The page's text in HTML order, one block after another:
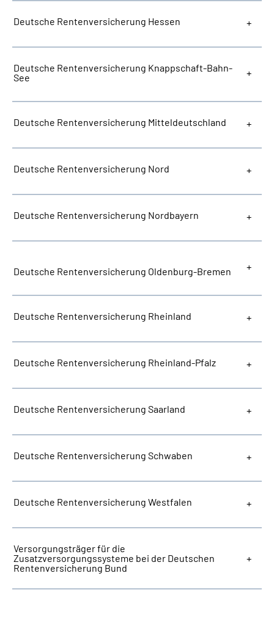
Deutsche Rentenversicherung Hessen
Deutsche Rentenversicherung Knappschaft-Bahn-
See
Deutsche Rentenversicherung Mitteldeutschland
Deutsche Rentenversicherung Nord
Deutsche Rentenversicherung Nordbayern
Deutsche Rentenversicherung Oldenburg-Bremen
Deutsche Rentenversicherung Rheinland
Deutsche Rentenversicherung Rheinland-Pfalz
Deutsche Rentenversicherung Saarland
Deutsche Rentenversicherung Schwaben
Deutsche Rentenversicherung Westfalen
Versorgungsträger für die
Zusatzversorgungssysteme bei der Deutschen
Rentenversicherung Bund